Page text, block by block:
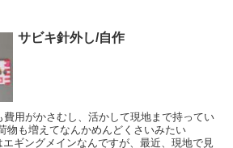
サビキ針外し/自作
用がかさむし、活かして現地まで持ってい
物も増えてなんかめんどくさいみたい
ングメインなんですが、最近、現地で見